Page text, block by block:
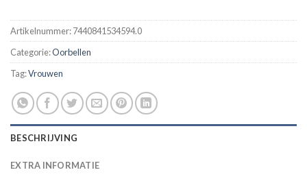
Artikelnummer:7440841534594.0
Categorie:Oorbellen
Tag:Vrouwen
BESCHRIJVING
EXTRA INFORMATIE